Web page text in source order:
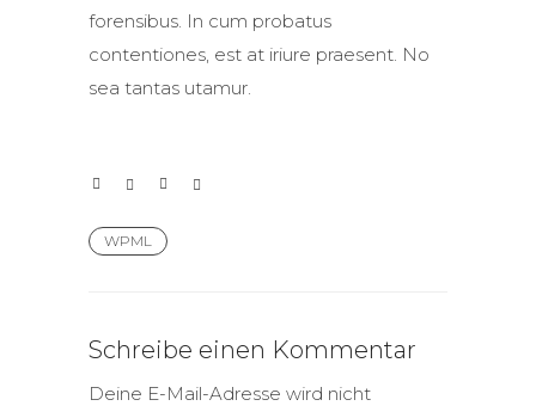
forensibus. In cum probatus
contentiones, est at iriure praesent. No
sea tantas utamur.
WPML
Schreibe einen Kommentar
Deine E-Mail-Adresse wird nicht